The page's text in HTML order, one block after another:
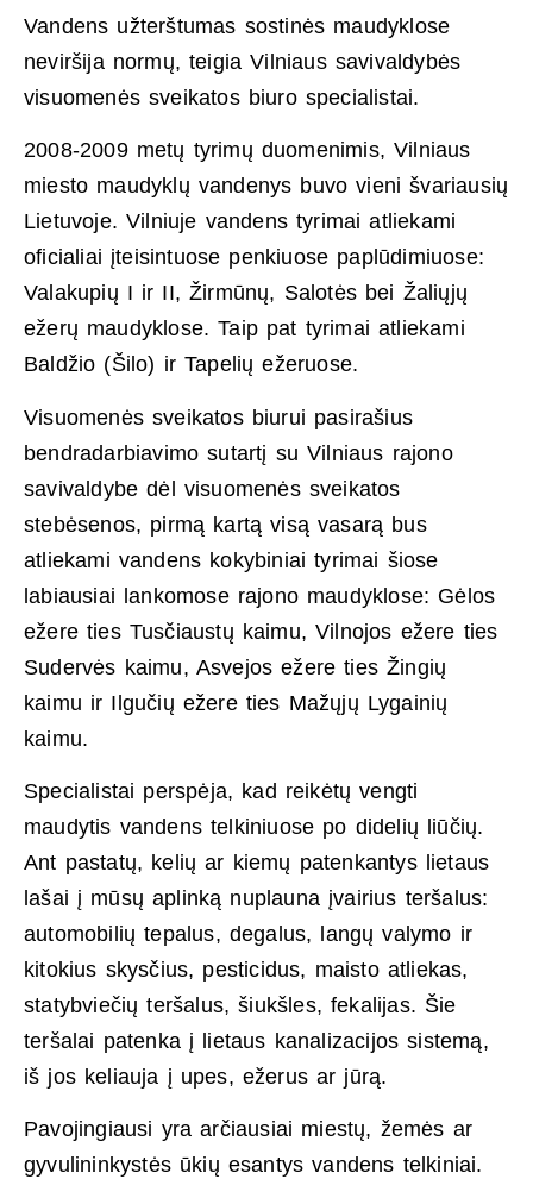
Vandens užterštumas sostinės maudyklose
neviršija normų, teigia Vilniaus savivaldybės
visuomenės sveikatos biuro specialistai.
2008-2009 metų tyrimų duomenimis, Vilniaus
miesto maudyklų vandenys buvo vieni švariausių
Lietuvoje. Vilniuje vandens tyrimai atliekami
oficialiai įteisintuose penkiuose paplūdimiuose:
Valakupių I ir II, Žirmūnų, Salotės bei Žaliųjų
ežerų maudyklose. Taip pat tyrimai atliekami
Baldžio (Šilo) ir Tapelių ežeruose.
Visuomenės sveikatos biurui pasirašius
bendradarbiavimo sutartį su Vilniaus rajono
savivaldybe dėl visuomenės sveikatos
stebėsenos, pirmą kartą visą vasarą bus
atliekami vandens kokybiniai tyrimai šiose
labiausiai lankomose rajono maudyklose: Gėlos
ežere ties Tusčiaustų kaimu, Vilnojos ežere ties
Sudervės kaimu, Asvejos ežere ties Žingių
kaimu ir Ilgučių ežere ties Mažųjų Lygainių
kaimu.
Specialistai perspėja, kad reikėtų vengti
maudytis vandens telkiniuose po didelių liūčių.
Ant pastatų, kelių ar kiemų patenkantys lietaus
lašai į mūsų aplinką nuplauna įvairius teršalus:
automobilių tepalus, degalus, langų valymo ir
kitokius skysčius, pesticidus, maisto atliekas,
statybviečių teršalus, šiukšles, fekalijas. Šie
teršalai patenka į lietaus kanalizacijos sistemą,
iš jos keliauja į upes, ežerus ar jūrą.
Pavojingiausi yra arčiausiai miestų, žemės ar
gyvulininkystės ūkių esantys vandens telkiniai.